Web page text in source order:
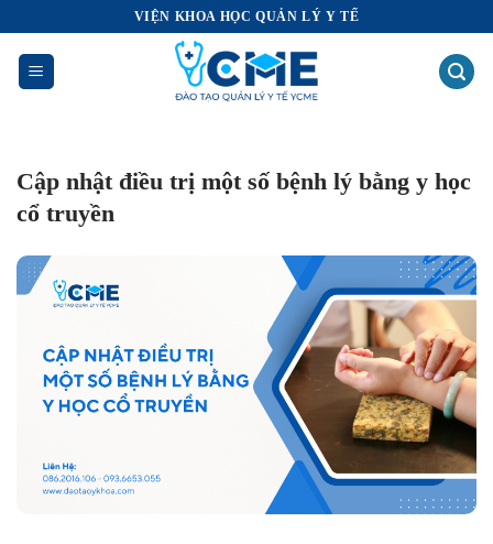
dung
VIỆN KHOA HỌC QUẢN LÝ Y TẾ
Cập nhật điều trị một số bệnh lý bằng y học
cổ truyền